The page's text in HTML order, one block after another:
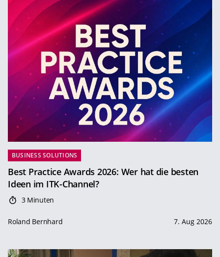
BUSINESS SOLUTIONS
Best Practice Awards 2026: Wer hat die besten
Ideen im ITK-Channel?
3 Minuten
Roland Bernhard 7. Aug 2026